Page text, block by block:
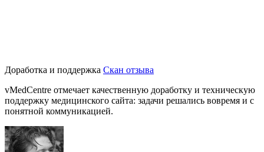
Доработка и поддержка Скан отзыва
vMedCentre отмечает качественную доработку и техническую
поддержку медицинского сайта: задачи решались вовремя и с
понятной коммуникацией.